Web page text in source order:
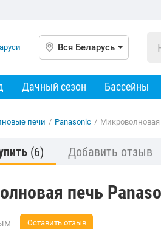
Вся Беларусь
Дачный сезон Бассейны
печи / Panasonic / Микроволновая
(6) Добавить отзыв
печь
Оставить отзыв